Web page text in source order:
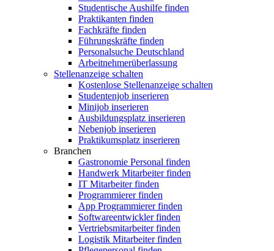
Studentische Aushilfe finden
Praktikanten finden
Fachkräfte finden
Führungskräfte finden
Personalsuche Deutschland
Arbeitnehmerüberlassung
Stellenanzeige schalten
Kostenlose Stellenanzeige schalten
Studentenjob inserieren
Minijob inserieren
Ausbildungsplatz inserieren
Nebenjob inserieren
Praktikumsplatz inserieren
Branchen
Gastronomie Personal finden
Handwerk Mitarbeiter finden
IT Mitarbeiter finden
Programmierer finden
App Programmierer finden
Softwareentwickler finden
Vertriebsmitarbeiter finden
Logistik Mitarbeiter finden